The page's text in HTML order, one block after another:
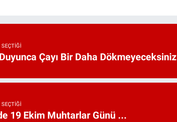
SEÇTIĞI
Çayı Bir Daha Dökmeyeceksiniz
SEÇTIĞI
19 Ekim Muhtarlar Günü ...